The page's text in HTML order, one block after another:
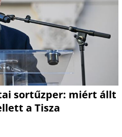
sortűzper: miért állt
a Tisza